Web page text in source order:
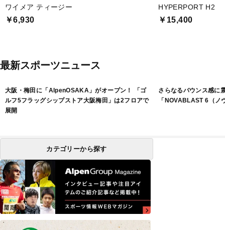
ワイメア ティージー
￥6,930
HYPERPORT H2
￥15,400
最新スポーツニュース
大阪・梅田に「AlpenOSAKA」がオープン！ 「ゴ
ルフ5フラッグシップストア大阪梅田」は2フロアで
展開
さらなるバウンス感に
「NOVABLAST 6（ノ
カテゴリーから探す